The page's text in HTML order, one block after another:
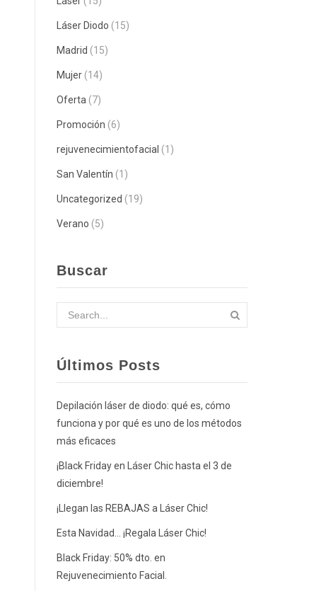
Láser Diodo (15)
Madrid (15)
Mujer (14)
Oferta (7)
Promoción (6)
rejuvenecimientofacial (1)
San Valentín (1)
Uncategorized (19)
Verano (5)
Buscar
Últimos Posts
Depilación láser de diodo: qué es, cómo
funciona y por qué es uno de los métodos
más eficaces
¡Black Friday en Láser Chic hasta el 3 de
diciembre!
¡Llegan las REBAJAS a Láser Chic!
Esta Navidad… ¡Regala Láser Chic!
Black Friday: 50% dto. en
Rejuvenecimiento Facial.